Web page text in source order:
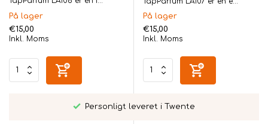
På lager
€15,00
Inkl. Moms
På lager
€15,00
Inkl. Moms
Personligt leveret i Twente